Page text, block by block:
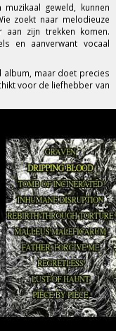
geweld, kunnen
zoekt naar melodieuze
zijn trekken komen.
en aanverwant vocaal
album, maar doet precies
voor de liefhebber van